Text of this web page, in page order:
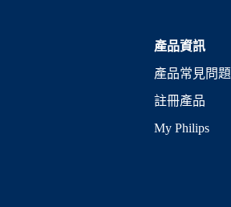
產品資訊
產品常見問題
註冊產品
My Philips